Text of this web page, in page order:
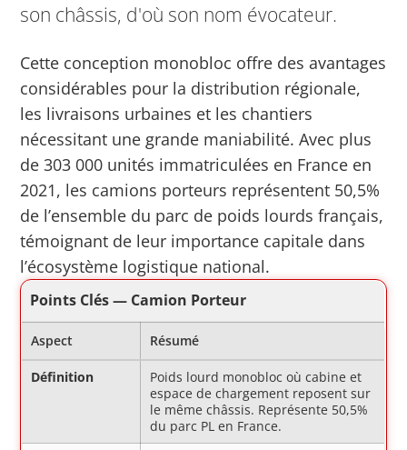
son châssis, d'où son nom évocateur.
Cette conception monobloc offre des avantages
considérables pour la distribution régionale,
les livraisons urbaines et les chantiers
nécessitant une grande maniabilité. Avec plus
de 303 000 unités immatriculées en France en
2021, les camions porteurs représentent 50,5%
de l’ensemble du parc de poids lourds français,
témoignant de leur importance capitale dans
l’écosystème logistique national.
Points Clés — Camion Porteur
Aspect Résumé
Définition
Poids lourd monobloc où cabine et
espace de chargement reposent sur
le même châssis. Représente 50,5%
du parc PL en France.